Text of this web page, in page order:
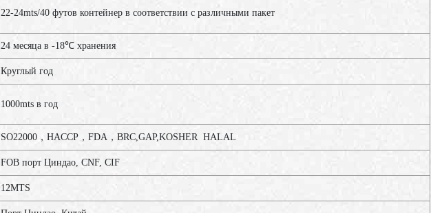
22-24mts/40 футов контейнер в соответствии с различными пакет
24 месяца в -18℃ хранения
Круглый год
1000mts в год
SO22000，HACCP，FDA，BRC,GAP,KOSHER HALAL
FOB порт Циндао, CNF, CIF
12МТS